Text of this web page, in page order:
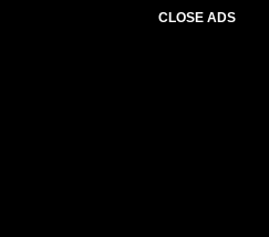
CLOSE ADS